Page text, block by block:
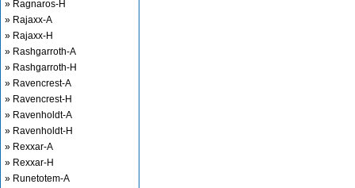
» Ragnaros-H
» Rajaxx-A
» Rajaxx-H
» Rashgarroth-A
» Rashgarroth-H
» Ravencrest-A
» Ravencrest-H
» Ravenholdt-A
» Ravenholdt-H
» Rexxar-A
» Rexxar-H
» Runetotem-A